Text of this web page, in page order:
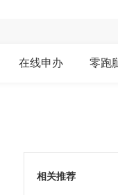
在线申办 零跑
相关推荐